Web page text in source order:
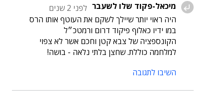
מיכאל-פקוד שלו לשעבר לפני 2 שנים
היה ראוי יותר שיילך לשקם את העוטף אותו הרס
במו ידיו כאלוף פיקוד דרום ורמטכ״ל
הקונספציה של צבא קטן וחכם אשר לא צפוי
למלחמה כוללת. שחצן בלתי נלאה - בושה!
השיבו לתגובה